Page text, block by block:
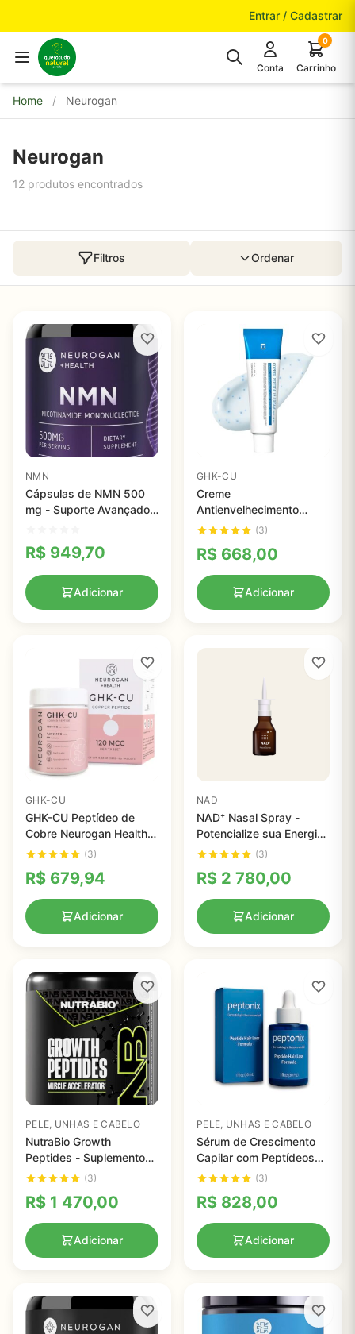
Entrar / Cadastrar
Conta
0
Carrinho
Home / Neurogan
Neurogan
12 produtos encontrados
Filtros Ordenar
NMN
Cápsulas de NMN 500
mg - Suporte Avançado
Unidades
R$ 949,70
Adicionar
GHK-CU
Creme
Antienvelhecimento
TOSOWOONG com
Peptídeos para Pele
Firme e Radiante
(3)
R$ 668,00
Adicionar
GHK-CU
GHK-CU Peptídeo de
Cobre Neurogan Health -
60 Comprimidos para
(3)
R$ 679,94
Adicionar
NAD
NAD⁺ Nasal Spray -
Potencialize sua Energia
e Saúde Celular com
(3)
R$ 2 780,00
Adicionar
PELE, UNHAS E CABELO
NutraBio Growth
Peptides - Suplemento
Natural para Aumento de
Recuperação Rápida
(3)
R$ 1 470,00
Adicionar
PELE, UNHAS E CABELO
Sérum de Crescimento
Capilar com Peptídeos
de Cobre - Ginseng,
Queda e Afinamento dos
Cabelos
(3)
R$ 828,00
Adicionar